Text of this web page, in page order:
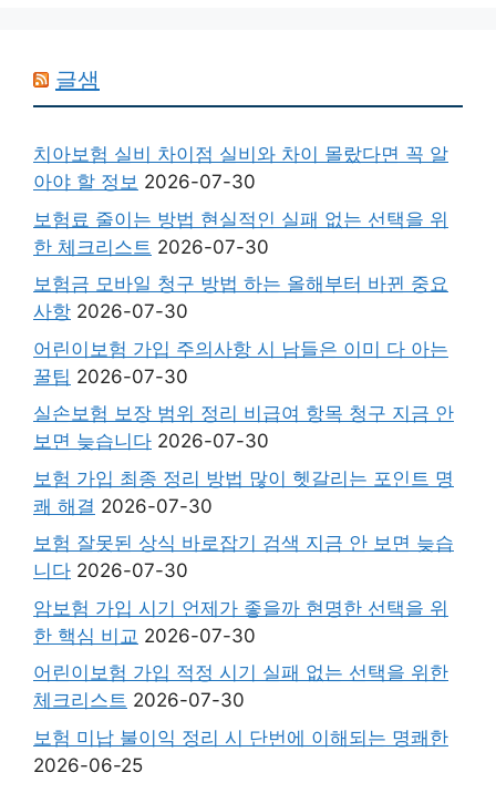
글샘
치아보험 실비 차이점 실비와 차이 몰랐다면 꼭 알
아야 할 정보 2026-07-30
보험료 줄이는 방법 현실적인 실패 없는 선택을 위
한 체크리스트 2026-07-30
보험금 모바일 청구 방법 하는 올해부터 바뀐 중요
사항 2026-07-30
어린이보험 가입 주의사항 시 남들은 이미 다 아는
꿀팁 2026-07-30
실손보험 보장 범위 정리 비급여 항목 청구 지금 안
보면 늦습니다 2026-07-30
보험 가입 최종 정리 방법 많이 헷갈리는 포인트 명
쾌 해결 2026-07-30
보험 잘못된 상식 바로잡기 검색 지금 안 보면 늦습
니다 2026-07-30
암보험 가입 시기 언제가 좋을까 현명한 선택을 위
한 핵심 비교 2026-07-30
어린이보험 가입 적정 시기 실패 없는 선택을 위한
체크리스트 2026-07-30
보험 미납 불이익 정리 시 단번에 이해되는 명쾌한
2026-06-25